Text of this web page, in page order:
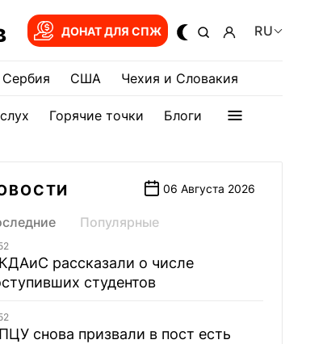
ДОНАТ ДЛЯ СПЖ RU
Сербия США Чехия и Словакия
Горячие точки Блоги
06 Августа 2026
Популярные
рассказали о числе
студентов
снова призвали в пост есть